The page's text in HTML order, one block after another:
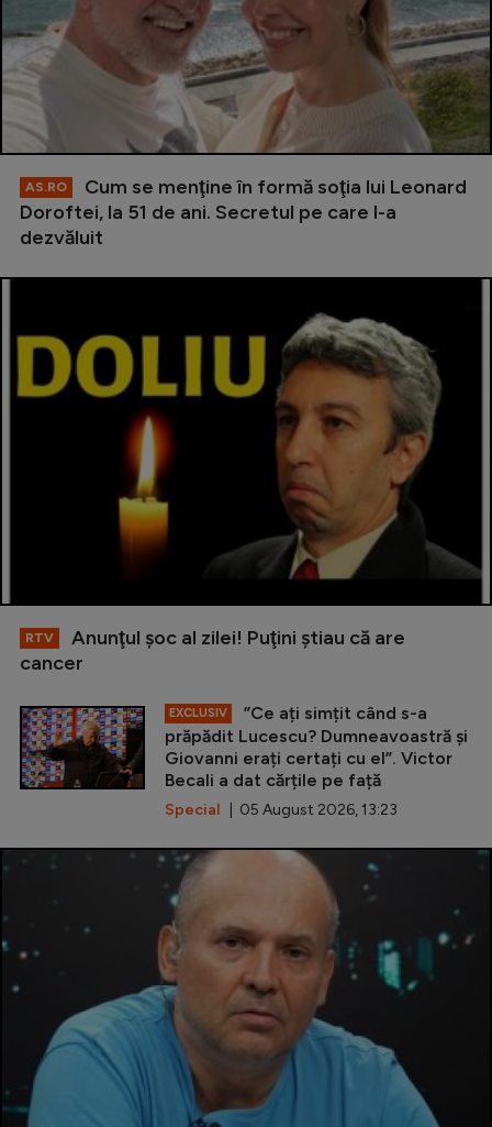
AS.RO
Cum se menţine în formă soţia lui Leonard
Doroftei, la 51 de ani. Secretul pe care l-a
dezvăluit
RTV
Anunţul şoc al zilei! Puţini ştiau că are
cancer
EXCLUSIV
”Ce ați simțit când s-a
prăpădit Lucescu? Dumneavoastră și
Giovanni erați certați cu el”. Victor
Becali a dat cărțile pe față
Special | 05 August 2026, 13:23